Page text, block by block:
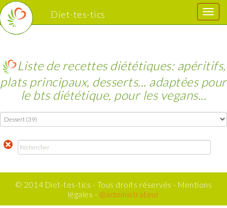
...
Diet-tes-tics
Liste de recettes diététiques: apéritifs,
plats principaux, desserts... adaptées pour
le bts diététique, pour les vegans...
© 2014 Diet-tes-tics - Tous droits réservés - Mentions
légales - @administrateur